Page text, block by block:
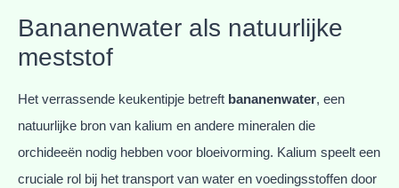
Bananenwater als natuurlijke
meststof
Het verrassende keukentipje betreft bananenwater, een
natuurlijke bron van kalium en andere mineralen die
orchideeën nodig hebben voor bloeivorming. Kalium speelt een
cruciale rol bij het transport van water en voedingsstoffen door